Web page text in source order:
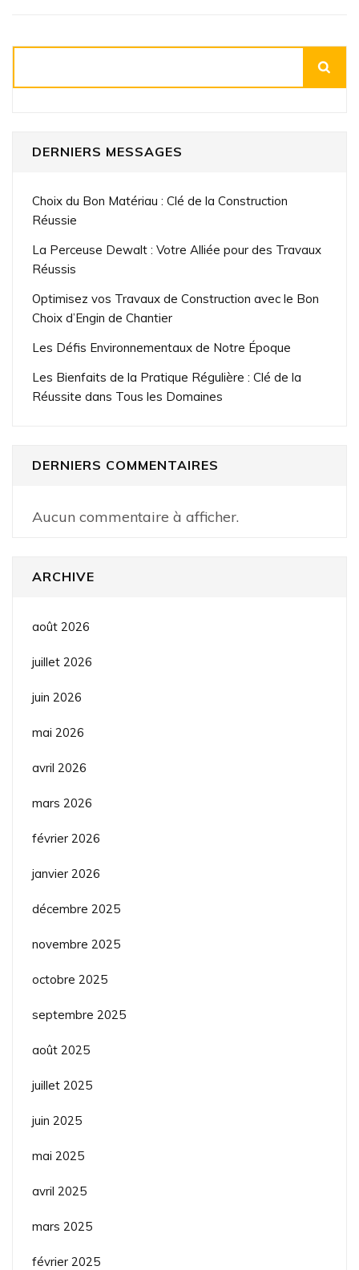
DERNIERS MESSAGES
Choix du Bon Matériau : Clé de la Construction
Réussie
La Perceuse Dewalt : Votre Alliée pour des Travaux
Réussis
Optimisez vos Travaux de Construction avec le Bon
Choix d’Engin de Chantier
Les Défis Environnementaux de Notre Époque
Les Bienfaits de la Pratique Régulière : Clé de la
Réussite dans Tous les Domaines
DERNIERS COMMENTAIRES
Aucun commentaire à afficher.
ARCHIVE
août 2026
juillet 2026
juin 2026
mai 2026
avril 2026
mars 2026
février 2026
janvier 2026
décembre 2025
novembre 2025
octobre 2025
septembre 2025
août 2025
juillet 2025
juin 2025
mai 2025
avril 2025
mars 2025
février 2025